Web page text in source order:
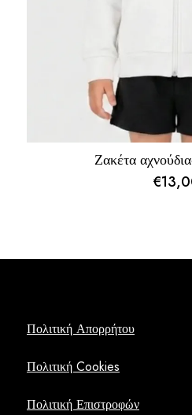
Ζακέτα
€
Πολιτική Απορρήτου
Πολιτική Cookies
Πολιτική Επιστροφών